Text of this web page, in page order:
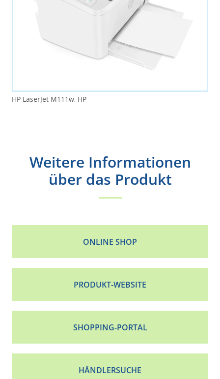
HP LaserJet M111w, HP
Weitere Informationen
über das Produkt
ONLINE SHOP
PRODUKT-WEBSITE
SHOPPING-PORTAL
HÄNDLERSUCHE